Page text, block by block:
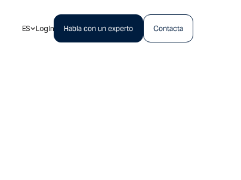
ES Log In Habla con un experto Contacta